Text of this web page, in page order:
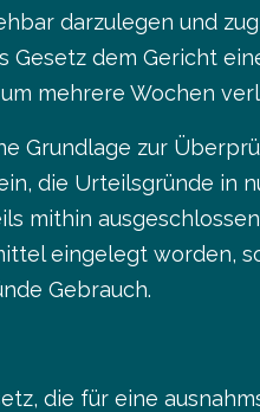
darzulegen und
dem Gericht
mehrere Wochen
Grundlage zur
die Urteilsgründe in
mithin
eingelegt worden,
Gebrauch.
die für eine